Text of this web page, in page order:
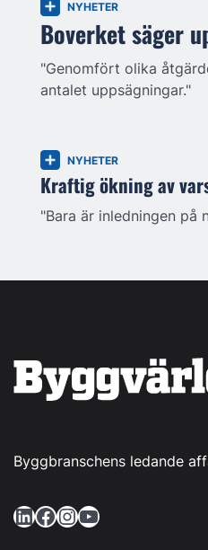
NYHETER
Boverket säger
"Genomfört olika
antalet uppsägningar."
NYHETER
Kraftig ökning av
"Bara är inledningen på
Byggbranschens ledande
LinkedIn Facebook InstagramYouTube